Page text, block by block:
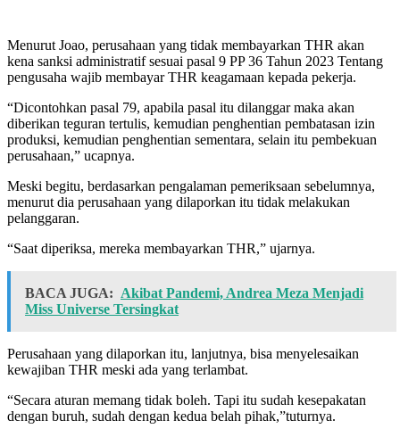
Menurut Joao, perusahaan yang tidak membayarkan THR akan
kena sanksi administratif sesuai pasal 9 PP 36 Tahun 2023 Tentang
pengusaha wajib membayar THR keagamaan kepada pekerja.
“Dicontohkan pasal 79, apabila pasal itu dilanggar maka akan
diberikan teguran tertulis, kemudian penghentian pembatasan izin
produksi, kemudian penghentian sementara, selain itu pembekuan
perusahaan,” ucapnya.
Meski begitu, berdasarkan pengalaman pemeriksaan sebelumnya,
menurut dia perusahaan yang dilaporkan itu tidak melakukan
pelanggaran.
“Saat diperiksa, mereka membayarkan THR,” ujarnya.
BACA JUGA: Akibat Pandemi, Andrea Meza Menjadi
Miss Universe Tersingkat
Perusahaan yang dilaporkan itu, lanjutnya, bisa menyelesaikan
kewajiban THR meski ada yang terlambat.
“Secara aturan memang tidak boleh. Tapi itu sudah kesepakatan
dengan buruh, sudah dengan kedua belah pihak,”tuturnya.